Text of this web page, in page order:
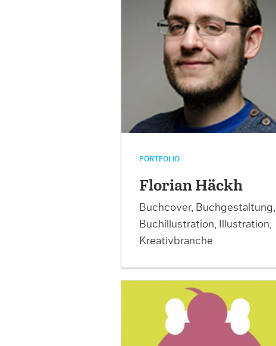
PORTFOLIO
Florian Häckh
Buchcover, Buchgestaltung,
Buchillustration, Illustration,
Kreativbranche